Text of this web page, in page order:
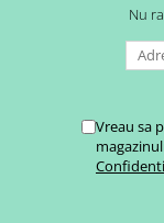
Nu
Vreau sa